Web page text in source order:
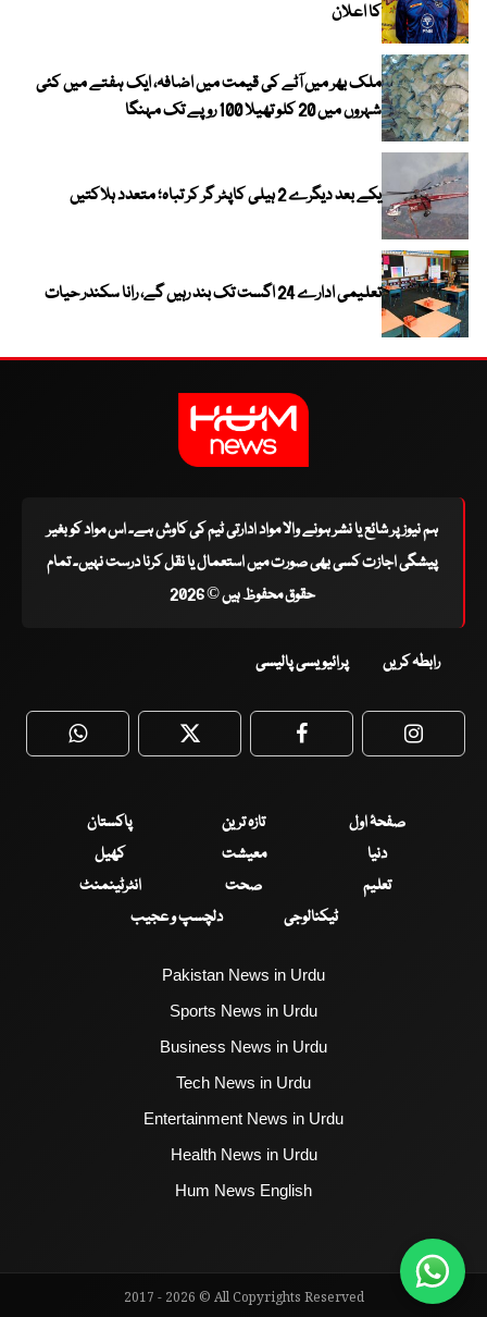
کا اعلان
ملک بھر میں آٹے کی قیمت میں اضافہ، ایک ہفتے میں کئی
شہروں میں 20 کلو تھیلا 100 روپے تک مہنگا
یکے بعد دیگرے 2 ہیلی کاپٹر گر کر تباہ؛ متعدد ہلاکتیں
تعلیمی ادارے 24 اگست تک بند رہیں گے، رانا سکندر حیات
ہم نیوز پر شائع یا نشر ہونے والا مواد ادارتی ٹیم کی کاوش ہے۔ اس مواد کو بغیر
پیشگی اجازت کسی بھی صورت میں استعمال یا نقل کرنا درست نہیں۔ تمام
حقوق محفوظ ہیں © 2026
رابطہ کریں پرائیویسی پالیسی
WhatsApp Twitter Facebook
صفحۂ اول تازہ ترین
پاکستان
دنیا
معیشت
کھیل
تعلیم
صحت
انٹرٹینمنٹ
ٹیکنالوجی
دلچسپ و عجیب
Pakistan News in Urdu
Sports News in Urdu
Business News in Urdu
Tech News in Urdu
Entertainment News in Urdu
Health News in Urdu
Hum News English
2017 - 2026 © All Copyrights Reserved